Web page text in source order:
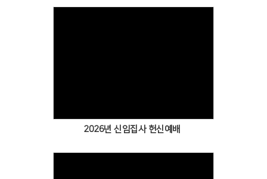
2026년 신임집사 헌신예배